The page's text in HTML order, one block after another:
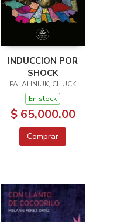
INDUCCION POR
SHOCK
PALAHNIUK, CHUCK
En stock
$ 65,000.00
Comprar